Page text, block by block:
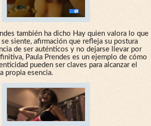
también ha dicho Hay quien valora lo que
siente, afirmación que refleja su postura
de ser auténticos y no dejarse llevar por
Paula Prendes es un ejemplo de cómo
pueden ser claves para alcanzar el
propia esencia.